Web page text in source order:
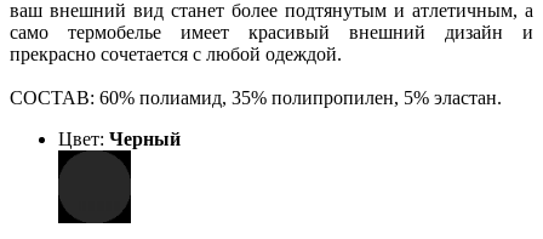
ваш внешний вид станет более подтянутым и атлетичным, а
само термобелье имеет красивый внешний дизайн и
прекрасно сочетается с любой одеждой.
СОСТАВ: 60% полиамид, 35% полипропилен, 5% эластан.
Цвет: Черный